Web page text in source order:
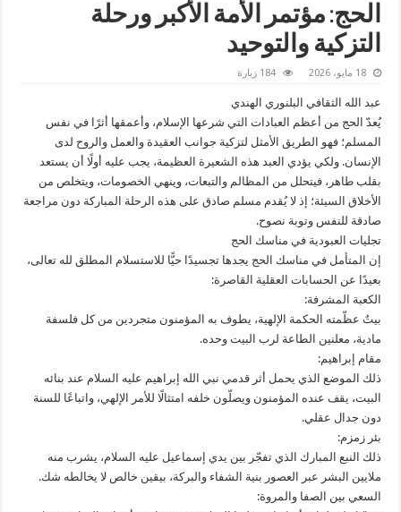
الحج: مؤتمر الأمة الأكبر ورحلة
التزكية والتوحيد
18 مايو، 2026 184 زيارة
عبد الله الثقافي البلنوري الهندي
يُعدّ الحج من أعظم العبادات التي شرعها الإسلام، وأعمقها أثرًا في نفس
المسلم؛ فهو الطريق الأمثل لتزكية جوانب العقيدة والعمل والروح لدى
الإنسان. ولكي يؤدي العبد هذه الشعيرة العظيمة، يجب عليه أولًا أن يستعد
بقلب طاهر، فيتحلل من المظالم والتبعات، وينهي الخصومات، ويتخلص من
الأخلاق السيئة؛ إذ لا يُقدم مسلم صادق على هذه الرحلة المباركة دون مراجعة
صادقة للنفس وتوبة نصوح.
تجليات العبودية في مناسك الحج
إن المتأمل في مناسك الحج يجدها تجسيدًا حيًّا للاستسلام المطلق لله تعالى،
بعيدًا عن الحسابات العقلية القاصرة:
الكعبة المشرفة:
بيتٌ عظّمته الحكمة الإلهية، يطوف به المؤمنون متجردين من كل فلسفة
مادية، معلنين الطاعة لرب البيت وحده.
مقام إبراهيم:
ذلك الموضع الذي يحمل أثر قدمي نبي الله إبراهيم عليه السلام عند بنائه
البيت، يقف عنده المؤمنون ويصلّون خلفه امتثالًا للأمر الإلهي، واتباعًا للسنة
دون جدال عقلي.
بئر زمزم:
ذلك النبع المبارك الذي تفجّر بين يدي إسماعيل عليه السلام، يشرب منه
ملايين البشر عبر العصور بنية الشفاء والبركة، بيقين خالص لا يخالطه شك.
السعي بين الصفا والمروة: